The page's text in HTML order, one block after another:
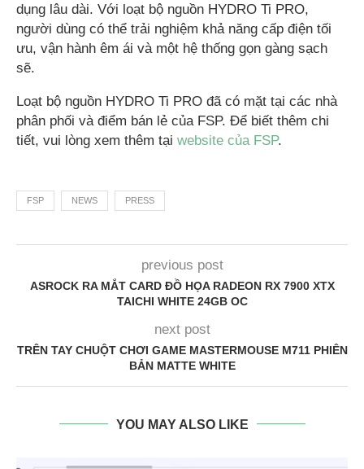
dụng lâu dài. Với loạt bộ nguồn HYDRO Ti PRO,
người dùng có thể trải nghiệm khả năng cấp điện tối
ưu, vận hành êm ái và một hệ thống gọn gàng sạch
sẽ.
Loạt bộ nguồn HYDRO Ti PRO đã có mặt tại các nhà
phân phối và điểm bán lẻ của FSP. Để biết thêm chi
tiết, vui lòng xem thêm tại website của FSP.
FSP NEWS PRESS
previous post
ASROCK RA MẮT CARD ĐỒ HỌA RADEON RX 7900 XTX
TAICHI WHITE 24GB OC
next post
TRÊN TAY CHUỘT CHƠI GAME MASTERMOUSE M711 PHIÊN
BẢN MATTE WHITE
YOU MAY ALSO LIKE